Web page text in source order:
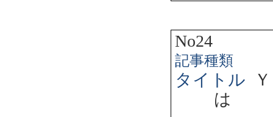
No24
記事種類
タイトル
は